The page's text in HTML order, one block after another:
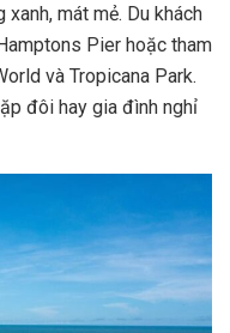
mát mẻ. Du khách
Pier hoặc tham
và Tropicana Park.
đôi hay gia đình nghỉ